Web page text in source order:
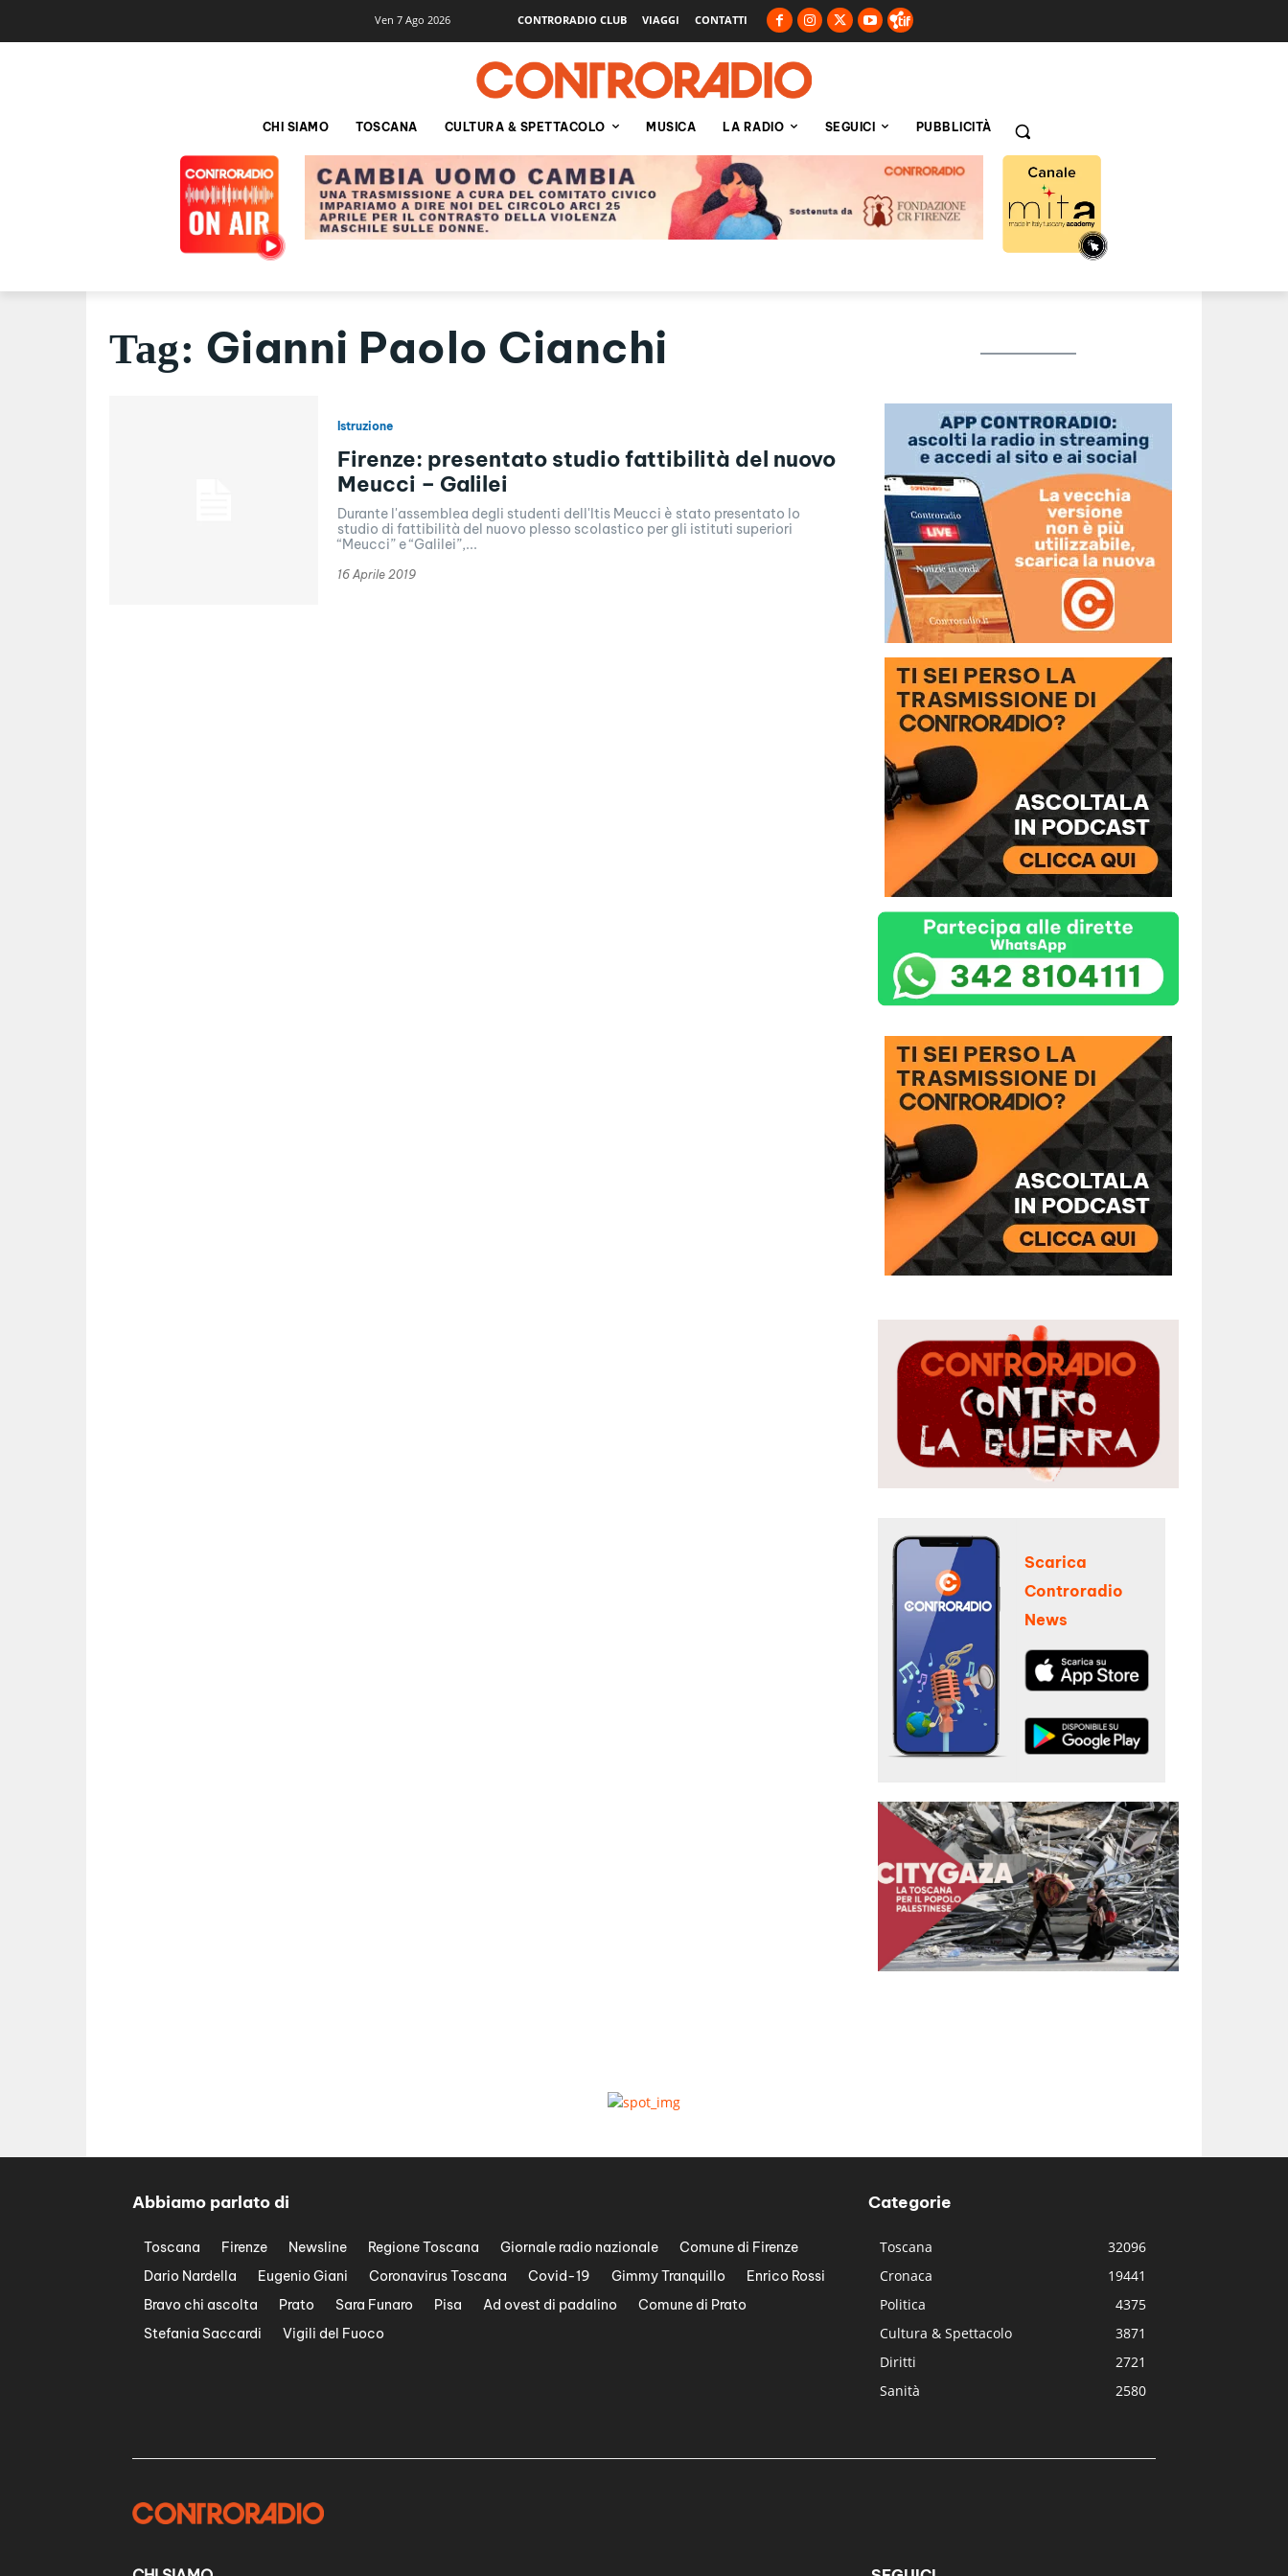
Ven 7 Ago 2026 CONTRORADIO CLUB VIAGGI CONTATTI
CHI SIAMO TOSCANA CULTURA & SPETTACOLO MUSICA LA RADIO SEGUICI PUBBLICITÀ
Tag: Gianni Paolo Cianchi
Istruzione
Firenze: presentato studio fattibilità del nuovo
Meucci – Galilei
Durante l'assemblea degli studenti dell'Itis Meucci è stato presentato lo
studio di fattibilità del nuovo plesso scolastico per gli istituti superiori
“Meucci” e “Galilei”,...
16 Aprile 2019
Scarica
Controradio
News
Abbiamo parlato di
Toscana Firenze Newsline Regione Toscana Giornale radio nazionale
Comune di Firenze
Dario Nardella
Eugenio Giani Coronavirus Toscana Covid-19 Gimmy Tranquillo
Enrico Rossi
Bravo chi ascolta
Prato Sara Funaro Pisa Ad ovest di padalino
Comune di Prato
Stefania Saccardi
Vigili del Fuoco
Categorie
Toscana
32096
Cronaca
19441
Politica
4375
Cultura & Spettacolo
3871
Diritti
2721
Sanità
2580